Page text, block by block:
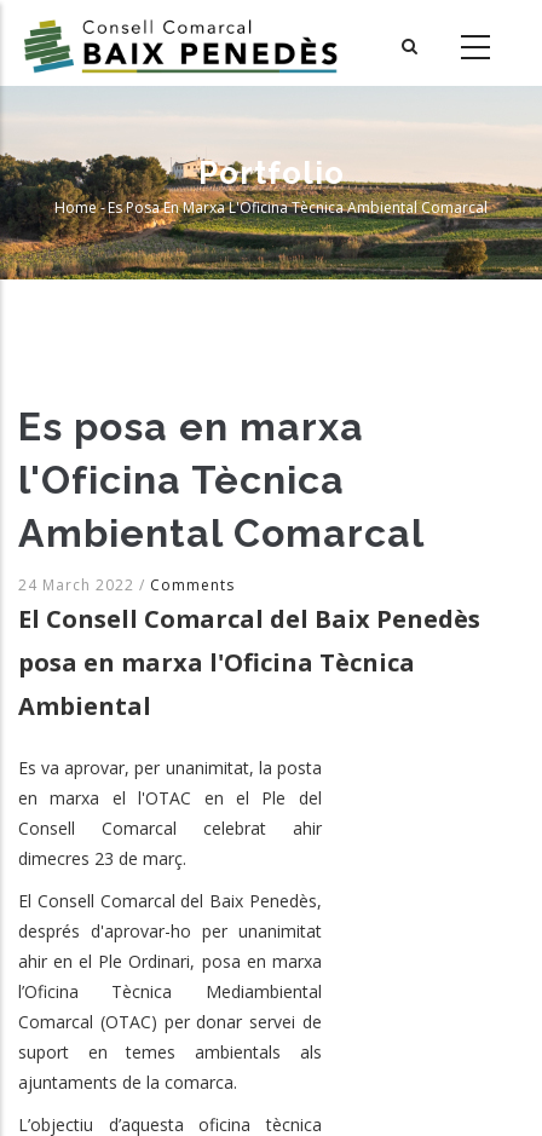
main
Portfolio
Breadcrumb
Home-Es Posa En Marxa L'Oficina Tècnica Ambiental Comarcal
Es posa en marxa
l'Oficina Tècnica
Ambiental Comarcal
24 March 2022 / Comments
El Consell Comarcal del Baix Penedès
posa en marxa l'Oficina Tècnica
Ambiental
Es va aprovar, per unanimitat, la posta
en marxa el l'OTAC en el Ple del
Consell Comarcal celebrat ahir
dimecres 23 de març.
El Consell Comarcal del Baix Penedès,
després d'aprovar-ho per unanimitat
ahir en el Ple Ordinari, posa en marxa
l’Oficina Tècnica Mediambiental
Comarcal (OTAC) per donar servei de
suport en temes ambientals als
ajuntaments de la comarca.
L’objectiu d’aquesta oficina tècnica